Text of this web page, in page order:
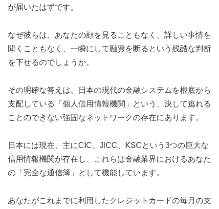
が届いたはずです。
なぜ彼らは、あなたの顔を見ることもなく、詳しい事情を
聞くこともなく、一瞬にして融資を断るという残酷な判断
を下せるのでしょうか。
その明確な答えは、日本の現代の金融システムを根底から
支配している「個人信用情報機関」という、決して逃れる
ことのできない強固なネットワークの存在にあります。
日本には現在、主にCIC、JICC、KSCという3つの巨大な
信用情報機関が存在し、これらは金融業界におけるあなた
の「完全な通信簿」として機能しています。
あなたがこれまでに利用したクレジットカードの毎月の支